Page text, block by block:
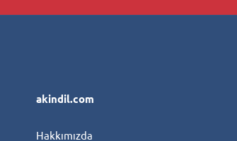
akindil.com
Hakkımızda